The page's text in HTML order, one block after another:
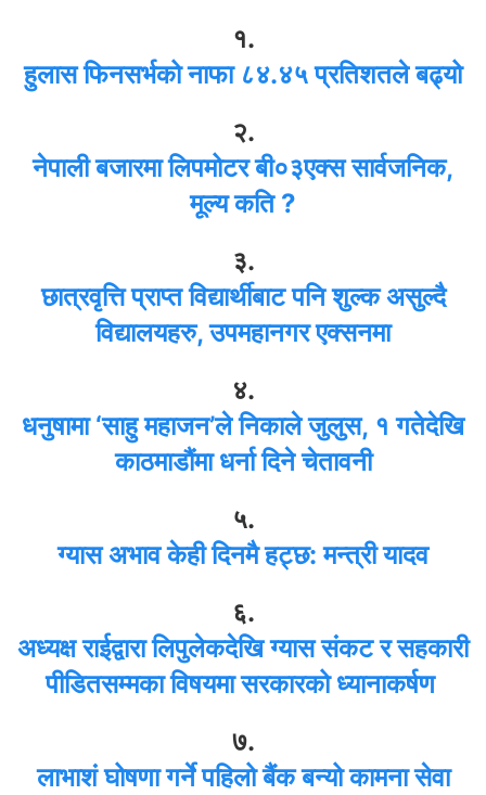
१.
हुलास फिनसर्भको नाफा ८४.४५ प्रतिशतले बढ्यो
२.
नेपाली बजारमा लिपमोटर बी०३एक्स सार्वजनिक,
मूल्य कति ?
३.
छात्रवृत्ति प्राप्त विद्यार्थीबाट पनि शुल्क असुल्दै
विद्यालयहरु, उपमहानगर एक्सनमा
४.
धनुषामा ‘साहु महाजन’ले निकाले जुलुस, १ गतेदेखि
काठमाडौंमा धर्ना दिने चेतावनी
५.
ग्यास अभाव केही दिनमै हट्छ: मन्त्री यादव
६.
अध्यक्ष राईद्वारा लिपुलेकदेखि ग्यास संकट र सहकारी
पीडितसम्मका विषयमा सरकारको ध्यानाकर्षण
७.
लाभाशं घोषणा गर्ने पहिलो बैंक बन्यो कामना सेवा